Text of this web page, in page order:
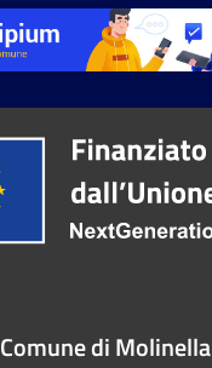
Comune di Molinella